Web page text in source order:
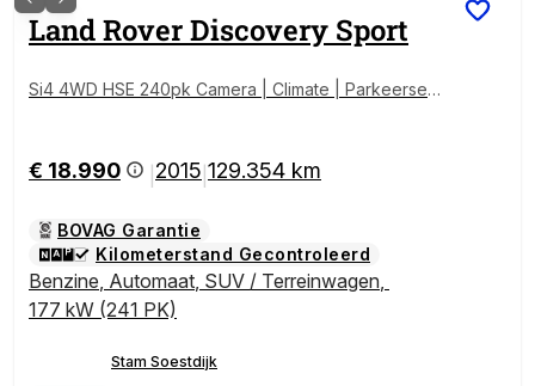
Land RoverDiscovery Sport
Si4 4WD HSE 240pk Camera | Climate | Parkeersens.
€ 18.990 2015 129.354 km
BOVAG Garantie
Kilometerstand Gecontroleerd
Benzine, Automaat, SUV / Terreinwagen,
177 kW (241 PK)
Stam Soestdijk